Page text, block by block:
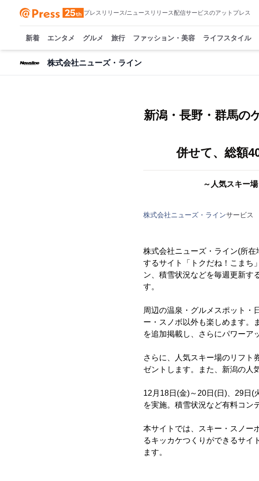
プレスリリース/ニュースリリース配信サービスのアットプレス
新着 エンタメ グルメ 旅行 ファッション・美容 ライフスタイル
株式会社ニューズ・ライン
新潟・長野・群馬の
併せて、総額
～人気スキー
株式会社ニューズ・ラインサービス
株式会社ニューズ・ライン(所
するサイト「トクだね！こまち
ン、積雪状況などを毎週更新す
す。
周辺の温泉・グルメスポット・
ー・スノボ以外も楽しめます。
を追加掲載し、さらにパワーア
さらに、人気スキー場のリフト
ゼントします。また、新潟の人
12月18日(金)～20日(日)、29日(
を実施。積雪状況など有料コン
本サイトでは、スキー・スノー
るキッカケつくりができるサイ
ます。